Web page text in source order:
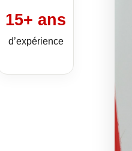
15+ ans
d’expérience